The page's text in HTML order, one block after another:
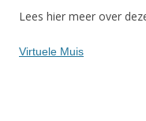
Lees hier meer over
Virtuele Muis